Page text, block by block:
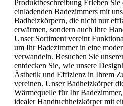
Produktbeschreibung Erleben
einladenden Badezimmers mit
Badheizkörpern, die nicht nur
erwärmen, sondern auch Ihre
Unser Sortiment vereint
um Ihr Badezimmer in eine
verwandeln. Besuchen Sie
entdecken Sie, wie unsere
Ästhetik und Effizienz in Ihrem
vereinen. Unser Badheizkörper
Wärmequelle für Ihr
idealer Handtuchheizkörper mit